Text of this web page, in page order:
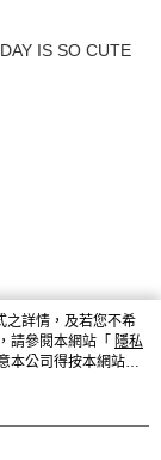
IS SO CUTE
之詳情，及若您不希
請參閱本網站「 隱私
本公司得按本網站使